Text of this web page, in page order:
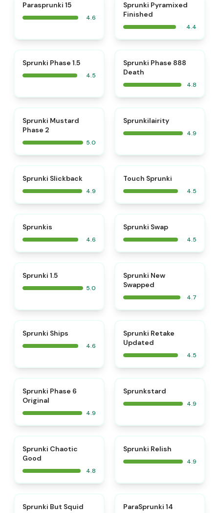
Parasprunki 15
4.6
Sprunki Pyramixed
Finished
4.4
Sprunki Phase 1.5
4.5
Sprunki Phase 888
Death
4.8
Sprunki Mustard
Phase 2
5.0
Sprunkilairity
4.9
Sprunki Slickback
4.9
Touch Sprunki
4.5
Sprunkis
4.6
Sprunki Swap
4.5
Sprunki 1.5
5.0
Sprunki New
Swapped
4.7
Sprunki Ships
4.6
Sprunki Retake
Updated
4.5
Sprunki Phase 6
Original
4.9
Sprunkstard
4.9
Sprunki Chaotic
Good
4.8
Sprunki Relish
4.9
Sprunki But Squid
ParaSprunki 14